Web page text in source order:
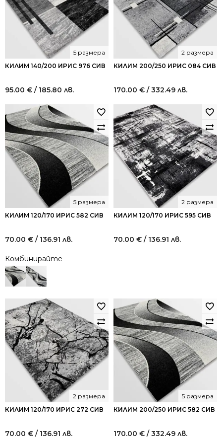
КИЛИМ 140/200 ИРИС 976 СИВ
5 размера
95.00 € / 185.80 лв.
КИЛИМ 200/250 ИРИС 084 СИВ
2 размера
170.00 € / 332.49 лв.
КИЛИМ 120/170 ИРИС 582 СИВ
5 размера
70.00 € / 136.91 лв.
Комбинирайте
КИЛИМ 120/170 ИРИС 595 СИВ
2 размера
70.00 € / 136.91 лв.
КИЛИМ 120/170 ИРИС 272 СИВ
2 размера
70.00 € / 136.91 лв.
КИЛИМ 200/250 ИРИС 582 СИВ
5 размера
170.00 € / 332.49 лв.